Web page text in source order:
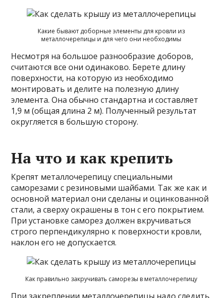
Какие бывают доборные элементы для кровли из
металлочерепицы и для чего они необходимы
Несмотря на большое разнообразие доборов,
считаются все они одинаково. Берете длину
поверхности, на которую из необходимо
монтировать и делите на полезную длину
элемента. Она обычно стандартна и составляет
1,9 м (общая длина 2 м). Полученный результат
округляется в большую сторону.
На что и как крепить
Крепят металлочерепицу специальными
саморезами с резиновыми шайбами. Так же как и
основной материал они сделаны и оцинкованной
стали, а сверху окрашены в тон с его покрытием.
При установке саморез должен вкручиваться
строго перпендикулярно к поверхности кровли,
наклон его не допускается.
Как правильно закручивать саморезы в металлочерепицу